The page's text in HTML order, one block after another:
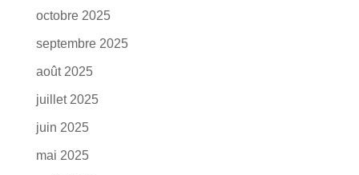
octobre 2025
septembre 2025
août 2025
juillet 2025
juin 2025
mai 2025